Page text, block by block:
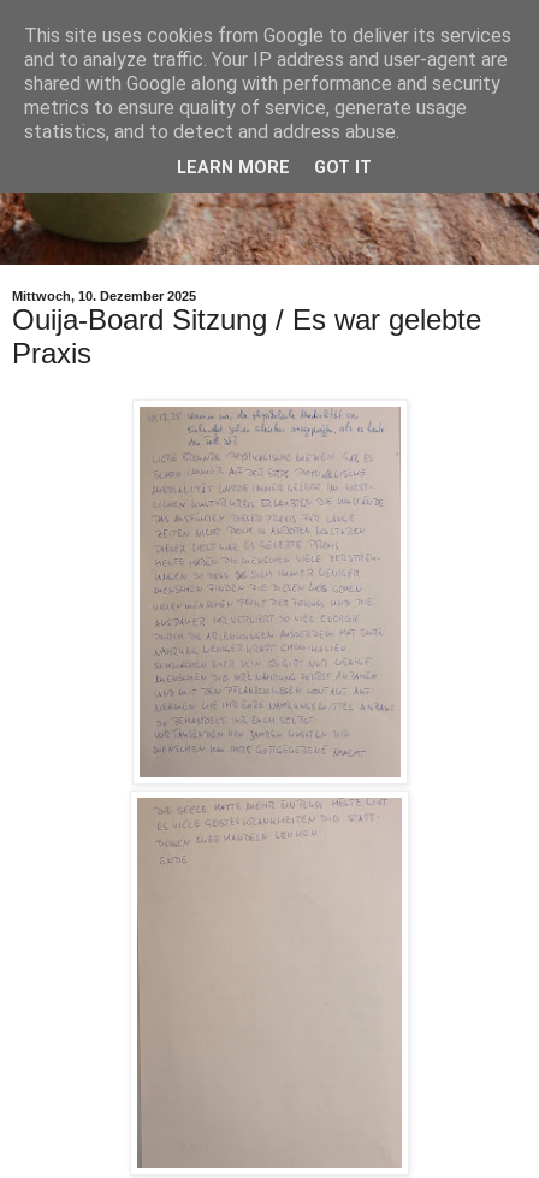
Mittwoch, 10. Dezember 2025
Ouija-Board Sitzung / Es war gelebte
Praxis
This site uses cookies from Google to deliver its services
and to analyze traffic. Your IP address and user-agent are
shared with Google along with performance and security
metrics to ensure quality of service, generate usage
statistics, and to detect and address abuse.
LEARN MORE GOT IT